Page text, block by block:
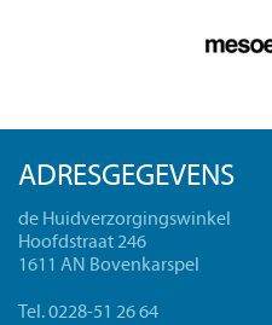
ADRESGEGEVENS
de Huidverzorgingswinkel
Hoofdstraat 246
1611 AN Bovenkarspel
Tel. 0228-51 26 64